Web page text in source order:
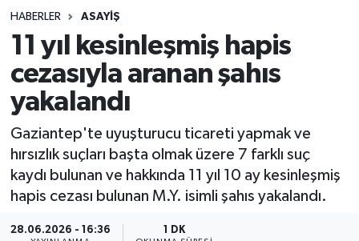
HABERLER ASAYIŞ
11 yıl kesinleşmiş hapis
cezasıyla aranan şahıs
yakalandı
Gaziantep'te uyuşturucu ticareti yapmak ve
hırsızlık suçları başta olmak üzere 7 farklı suç
kaydı bulunan ve hakkında 11 yıl 10 ay kesinleşmiş
hapis cezası bulunan M.Y. isimli şahıs yakalandı.
28.06.2026 - 16:36 1 DK
Spor
Teknoloji
Yaşam